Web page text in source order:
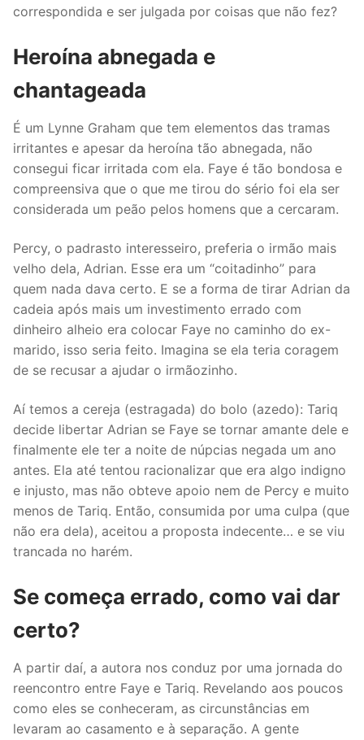
correspondida e ser julgada por coisas que não fez?
Heroína abnegada e
chantageada
É um Lynne Graham que tem elementos das tramas
irritantes e apesar da heroína tão abnegada, não
consegui ficar irritada com ela. Faye é tão bondosa e
compreensiva que o que me tirou do sério foi ela ser
considerada um peão pelos homens que a cercaram.
Percy, o padrasto interesseiro, preferia o irmão mais
velho dela, Adrian. Esse era um “coitadinho” para
quem nada dava certo. E se a forma de tirar Adrian da
cadeia após mais um investimento errado com
dinheiro alheio era colocar Faye no caminho do ex-
marido, isso seria feito. Imagina se ela teria coragem
de se recusar a ajudar o irmãozinho.
Aí temos a cereja (estragada) do bolo (azedo): Tariq
decide libertar Adrian se Faye se tornar amante dele e
finalmente ele ter a noite de núpcias negada um ano
antes. Ela até tentou racionalizar que era algo indigno
e injusto, mas não obteve apoio nem de Percy e muito
menos de Tariq. Então, consumida por uma culpa (que
não era dela), aceitou a proposta indecente… e se viu
trancada no harém.
Se começa errado, como vai dar
certo?
A partir daí, a autora nos conduz por uma jornada do
reencontro entre Faye e Tariq. Revelando aos poucos
como eles se conheceram, as circunstâncias em
levaram ao casamento e à separação. A gente